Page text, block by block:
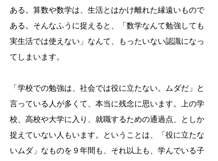
ある。算数や数学は、生活とはかけ離れた縁遠いもので
ある。そんなふうに捉えると、「数学なんて勉強しても
実生活では使えない」なんて、もったいない認識になっ
てしまいます。
「学校での勉強は、社会では役に立たない。ムダだ」と
言っている人が多くて、本当に残念に思います。上の学
校、高校や大学に入り、就職するための通過点、としか
捉えていない人もいます。ということは、「役に立たな
いムダ」なものを９年間も、それ以上も、学んでいる子